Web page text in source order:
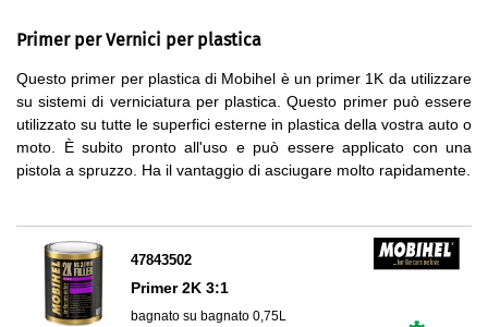
Primer per Vernici per plastica
Questo primer per plastica di Mobihel è un primer 1K da utilizzare
su sistemi di verniciatura per plastica. Questo primer può essere
utilizzato su tutte le superfici esterne in plastica della vostra auto o
moto. È subito pronto all'uso e può essere applicato con una
pistola a spruzzo. Ha il vantaggio di asciugare molto rapidamente.
47843502
Primer 2K 3:1
bagnato su bagnato 0,75L